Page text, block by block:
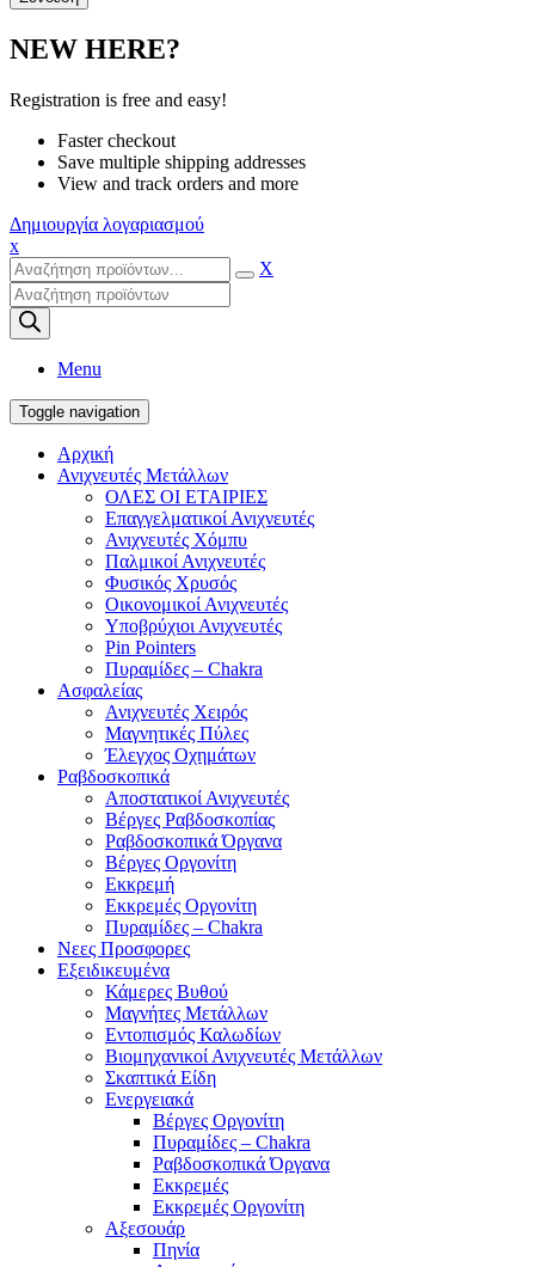
NEW HERE?
Registration is free and easy!
Faster checkout
Save multiple shipping addresses
View and track orders and more
Δημιουργία λογαριασμού
x
X
Products
search
Menu
Toggle navigation
Αρχική
Ανιχνευτές Μετάλλων
ΟΛΕΣ ΟΙ ΕΤΑΙΡΙΕΣ
Επαγγελματικοί Ανιχνευτές
Ανιχνευτές Χόμπυ
Παλμικοί Ανιχνευτές
Φυσικός Χρυσός
Οικονομικοί Ανιχνευτές
Υποβρύχιοι Ανιχνευτές
Pin Pointers
Πυραμίδες – Chakra
Ασφαλείας
Ανιχνευτές Χειρός
Μαγνητικές Πύλες
Έλεγχος Οχημάτων
Ραβδοσκοπικά
Αποστατικοί Ανιχνευτές
Βέργες Ραβδοσκοπίας
Ραβδοσκοπικά Όργανα
Βέργες Οργονίτη
Εκκρεμή
Εκκρεμές Οργονίτη
Πυραμίδες – Chakra
Νεες Προσφορες
Εξειδικευμένα
Κάμερες Βυθού
Μαγνήτες Μετάλλων
Εντοπισμός Καλωδίων
Βιομηχανικοί Ανιχνευτές Μετάλλων
Σκαπτικά Είδη
Ενεργειακά
Βέργες Οργονίτη
Πυραμίδες – Chakra
Ραβδοσκοπικά Όργανα
Εκκρεμές
Εκκρεμές Οργονίτη
Αξεσουάρ
Πηνία